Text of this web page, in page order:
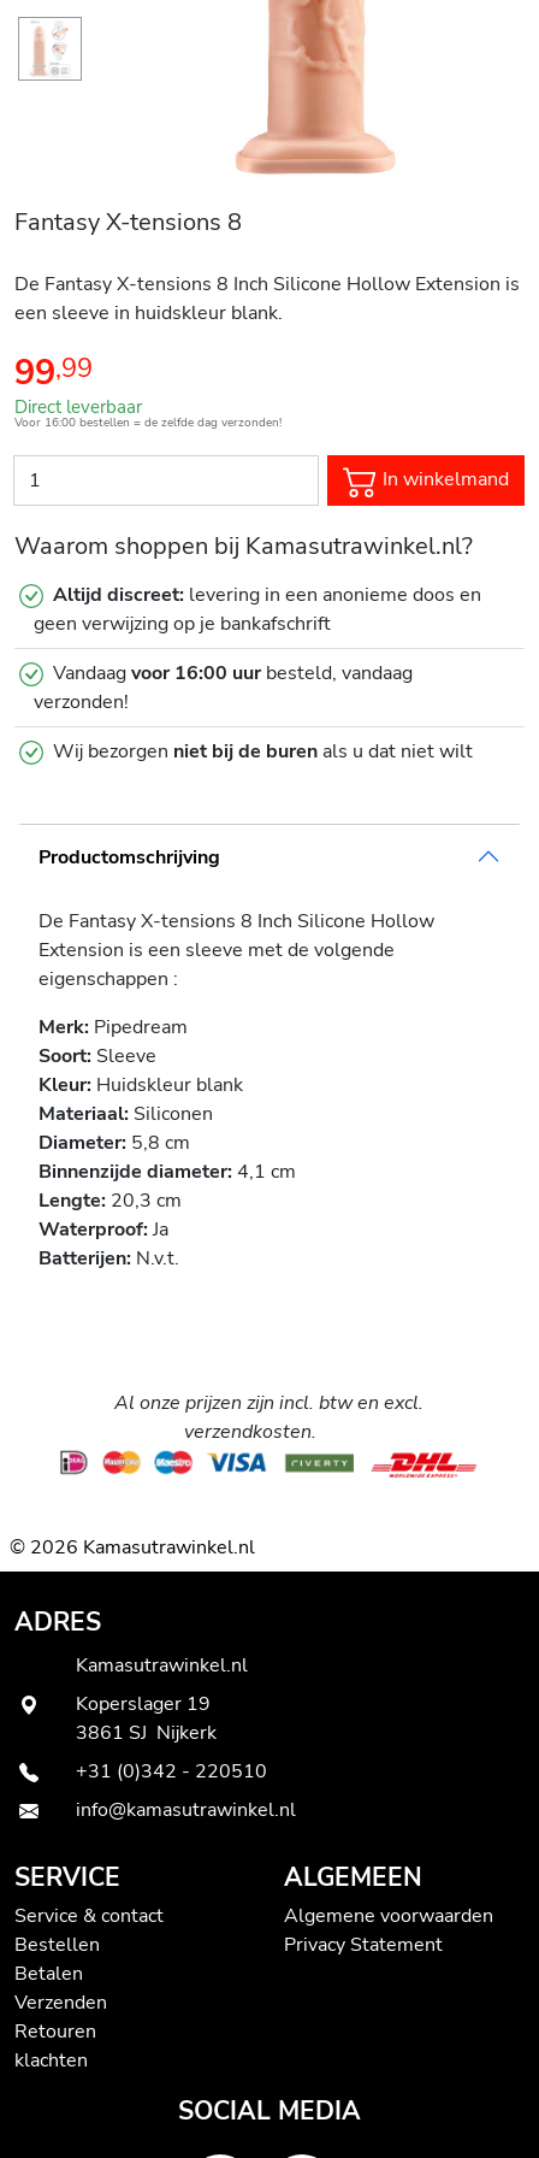
Fantasy X-tensions 8
De Fantasy X-tensions 8 Inch Silicone Hollow Extension is
een sleeve in huidskleur blank.
99,99
Direct leverbaar
Voor 16:00 bestellen = de zelfde dag verzonden!
In winkelmand
Waarom shoppen bij Kamasutrawinkel.nl?
Altijd discreet: levering in een anonieme doos en
geen verwijzing op je bankafschrift
Vandaagvoor 16:00 uurbesteld, vandaag
verzonden!
Wij bezorgen niet bij de burenals u dat niet wilt
Productomschrijving
De Fantasy X-tensions 8 Inch Silicone Hollow
Extension is een sleeve met de volgende
eigenschappen :
Merk: Pipedream
Soort: Sleeve
Kleur: Huidskleur blank
Materiaal: Siliconen
Diameter: 5,8 cm
Binnenzijde diameter:4,1 cm
Lengte: 20,3 cm
Waterproof:Ja
Batterijen: N.v.t.
Al onze prijzen zijn incl. btw en excl.
verzendkosten.
© 2026 Kamasutrawinkel.nl
ADRES
Kamasutrawinkel.nl
Koperslager 19
3861 SJ Nijkerk
+31 (0)342 - 220510
info@kamasutrawinkel.nl
SERVICE
Service & contact
Bestellen
Betalen
Verzenden
Retouren
klachten
ALGEMEEN
Algemene voorwaarden
Privacy Statement
SOCIAL MEDIA